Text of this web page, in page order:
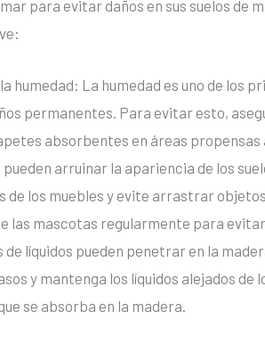
para evitar daños en sus suelos de
humedad: La humedad es uno de los
permanentes. Para evitar esto,
absorbentes en áreas propensas
arruinar la apariencia de los
los muebles y evite arrastrar
las mascotas regularmente para
líquidos pueden penetrar en la
y mantenga los líquidos alejados de
se absorba en la madera.